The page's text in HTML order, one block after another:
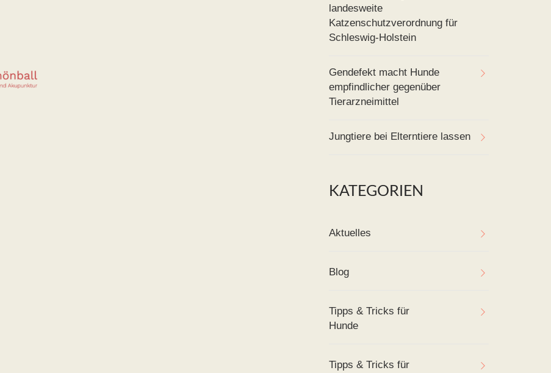
landesweite
Katzenschutzverordnung für
Schleswig-Holstein
Gendefekt macht Hunde
empfindlicher gegenüber
Tierarzneimittel
Jungtiere bei Elterntiere lassen
KATEGORIEN
Aktuelles
Blog
Tipps & Tricks für
Hunde
Tipps & Tricks für